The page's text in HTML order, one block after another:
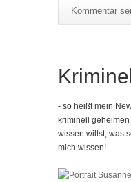
- so heißt mein
kriminell
wissen willst, was
mich wissen!